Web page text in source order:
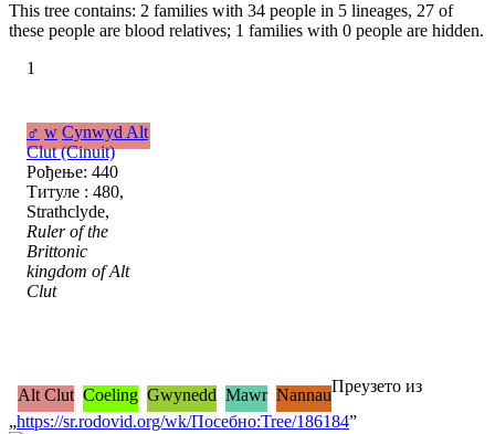
This tree contains: 2 families with 34 people in 5 lineages, 27 of
these people are blood relatives; 1 families with 0 people are hidden.
1
♂ w Cynwyd Alt
Clut (Cinuit)
Рођење: 440
Титуле : 480,
Strathclyde,
Ruler of the
Brittonic
kingdom of Alt
Clut
Alt Clut Coeling Gwynedd Mawr NannauПреузето из
„https://sr.rodovid.org/wk/Посебно:Tree/186184”